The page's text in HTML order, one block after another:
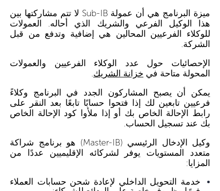
ميزة البرنامج هي أن عمولة Sub-IB لا تتم مشاركتها بين
هذا الوكيل الفرعي والشريك الذي أحاله. العمولات
للوكلاء الفرعيين المحالين هي إضافية وتدفع من قبل
الشركة.
الإحصائيات حول عدد الوكلاء الفرعيين والعمولات
المحولة متاحة في خزانة الشريك.
يمكن أن يصبح المشاركون الجدد في البرنامج وكلاءً
فرعيين تابعين لك إذا فتحوا حسابًا تابعًا بعد النقر على
رابط الإحالة الخاص بك أو إذا ملأوا كود الإحالة الخاص
بك عند تسجيل الحساب.
وكيل الإدخال الرئيسي (Master-IB) هو برنامج شراكة
متعدد المستويات يوفر لشركائه الإقليميين عددًا من
المزايا:
خدمة التحويل الداخلي لإعادة شحن حسابات العملاء